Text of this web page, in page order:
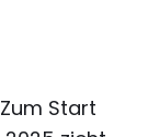
Zum Start